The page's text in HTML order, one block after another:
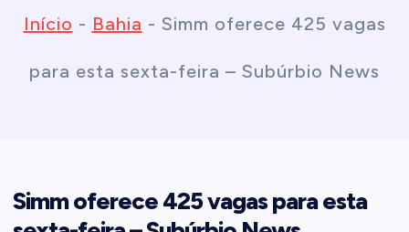
Início - Bahia - Simm oferece 425 vagas
para esta sexta-feira – Subúrbio News
Simm oferece 425 vagas para esta